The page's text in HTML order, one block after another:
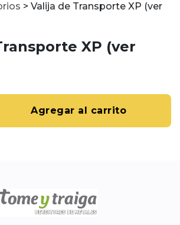
> Valija de Transporte XP (ver
XP (ver
Agregar al carrito